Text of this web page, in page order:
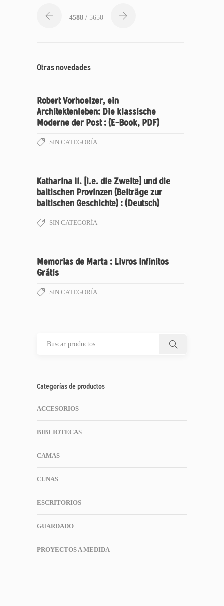
4588 / 5650
Otras novedades
Robert Vorhoelzer, ein
Architektenleben: Die klassische
Moderne der Post : (E-Book, PDF)
SIN CATEGORÍA
Katharina II. [i.e. die Zweite] und die
baltischen Provinzen (Beiträge zur
baltischen Geschichte) : (Deutsch)
SIN CATEGORÍA
Memorias de Marta : Livros Infinitos
Grátis
SIN CATEGORÍA
Categorías de productos
ACCESORIOS
BIBLIOTECAS
CAMAS
CUNAS
ESCRITORIOS
GUARDADO
PROYECTOS A MEDIDA